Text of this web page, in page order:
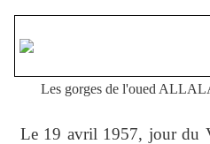
Les gorges de l'oued
Le 19 avril 1957, jour du